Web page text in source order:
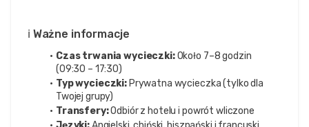
ℹ️ Ważne informacje
Czas trwania wycieczki: Około 7–8 godzin
(09:30 – 17:30)
Typ wycieczki: Prywatna wycieczka (tylko dla
Twojej grupy)
Transfery: Odbiór z hotelu i powrót wliczone